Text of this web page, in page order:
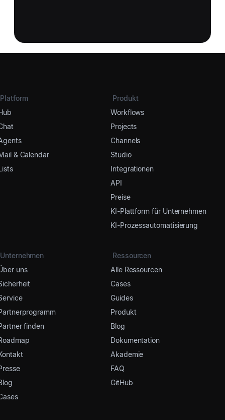
Platform
& Calendar
Produkt
Workflows
Projects
Channels
Studio
Integrationen
API
Preise
KI-Plattform für Unternehmen
KI-Prozessautomatisierung
Unternehmen
uns
finden
Ressourcen
Alle Ressourcen
Cases
Guides
Produkt
Blog
Dokumentation
Akademie
FAQ
GitHub